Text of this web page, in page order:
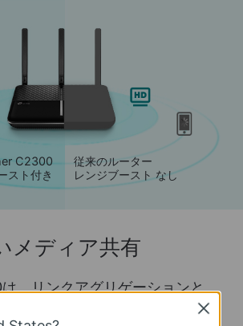
C2300
スト付き
従来のルーター
レンジブースト なし
メディア共有
、リンクアグリゲーションと
（USB 2.0と比較して10倍高速）
Close